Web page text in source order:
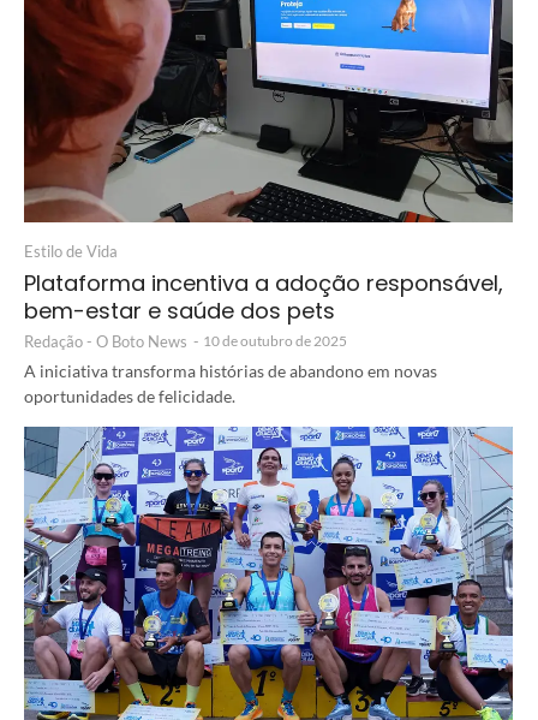
Estilo de Vida
Plataforma incentiva a adoção responsável,
bem-estar e saúde dos pets
Redação - O Boto News - 10 de outubro de 2025
A iniciativa transforma histórias de abandono em novas
oportunidades de felicidade.